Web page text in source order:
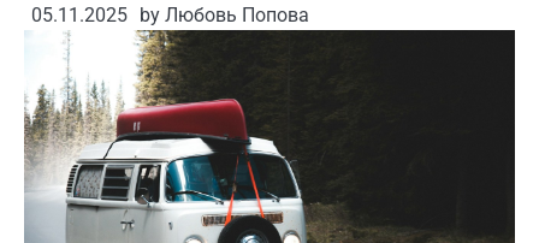
05.11.2025 by Любовь Попова